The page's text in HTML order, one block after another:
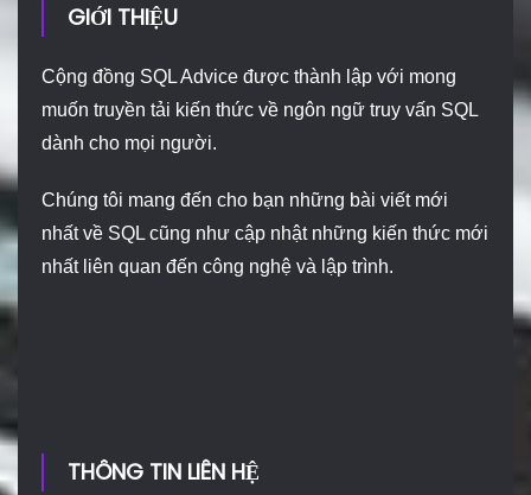
GIỚI THIỆU
Cộng đồng SQL Advice được thành lập với mong
muốn truyền tải kiến thức về ngôn ngữ truy vấn SQL
dành cho mọi người.
Chúng tôi mang đến cho bạn những bài viết mới
nhất về SQL cũng như cập nhật những kiến thức mới
nhất liên quan đến công nghệ và lập trình.
THÔNG TIN LIÊN HỆ